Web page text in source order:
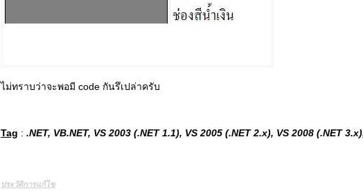
ไม่ทราบว่าจะพอมี code กันรึเปล่าครับ
Tag : .NET, VB.NET, VS 2003 (.NET 1.1), VS 2005 (.NET 2.x), VS 2008 (.NET
ประวัติการแก้ไข